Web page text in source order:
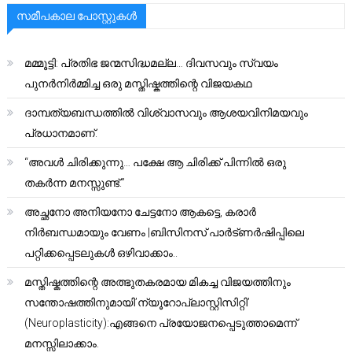
സമീപകാല പോസ്റ്റുകൾ
മമ്മൂട്ടി: പ്രതിഭ ജന്മസിദ്ധമല്ല… ദിവസവും സ്വയം
പുനർനിർമ്മിച്ച ഒരു മസ്തിഷ്കത്തിന്റെ വിജയകഥ
ദാമ്പത്യബന്ധത്തിൽ വിശ്വാസവും ആശയവിനിമയവും
പ്രധാനമാണ്.
“അവൾ ചിരിക്കുന്നു… പക്ഷേ ആ ചിരിക്ക് പിന്നിൽ ഒരു
തകർന്ന മനസ്സുണ്ട്.”
അച്ഛനോ അനിയനോ ചേട്ടനോ ആകട്ടെ, കരാർ
നിർബന്ധമായും വേണം |ബിസിനസ് പാർട്ണർഷിപ്പിലെ
പറ്റിക്കപ്പെടലുകൾ ഒഴിവാക്കാം..
മസ്തിഷ്കത്തിന്റെ അത്ഭുതകരമായ മികച്ച വിജയത്തിനും
സന്തോഷത്തിനുമായി’ന്യൂറോപ്ലാസ്റ്റിസിറ്റി’
(Neuroplasticity):എങ്ങനെ പ്രയോജനപ്പെടുത്താമെന്ന്
മനസ്സിലാക്കാം.